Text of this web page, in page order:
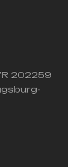
202259